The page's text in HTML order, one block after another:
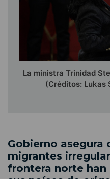
La ministra Trinidad
(Créditos: Lukas
Gobierno asegura
migrantes
frontera norte han